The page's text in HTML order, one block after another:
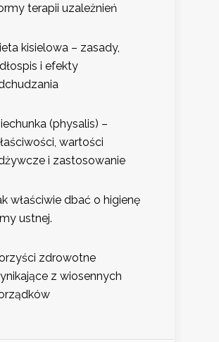
terapii uzależnień
kisielowa – zasady,
i efekty
(physalis) –
wartości
i zastosowanie
właściwie dbać o higienę
ustnej.
zdrowotne
z wiosennych